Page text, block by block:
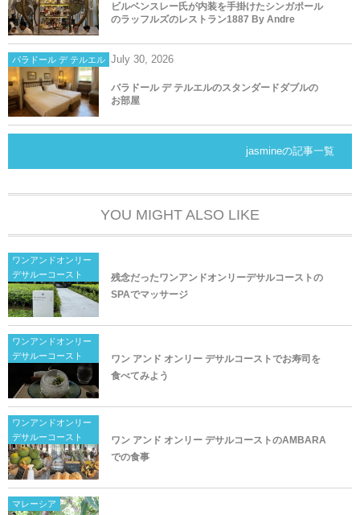
ビルベンスレー氏が内装を手掛けたシンガポール
のラッフルズのレストラン1887 By Andre
パラドール デ テルエル July 30, 2026
パラドール デ テルエルのスタンダードダブルの
お部屋
jasmineの記事一覧
YOU MIGHT ALSO LIKE
ワンアンドオンリー
デサルーコースト
残念だったワンアンドオンリーデサルコーストの
SPAでマッサージ
ワンアンドオンリー
デサルーコースト
ワン アンド オンリー デサルコーストでお寿司を
食べてみよう
ワンアンドオンリー
デサルーコースト
ワン アンド オンリー デサルコーストのAMBARA
での食事
マレーシア